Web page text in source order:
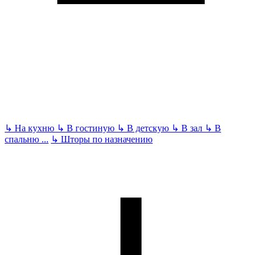
↳ На кухню ↳ В гостиную ↳ В детскую ↳ В зал ↳ В
спальню ... ↳ Шторы по назначению